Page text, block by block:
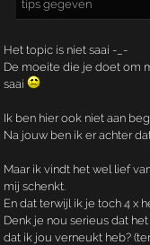
tips gegeven
Het topic is niet saai -_-
De moeite die je doet om
saai
Ik ben hier ook niet aan
Na jouw ben ik er achter
Maar ik vindt het wel lief
mij schenkt.
En dat terwijl ik je toch 4 x
Denk je nou serieus dat
dat ik jou verneukt heb?